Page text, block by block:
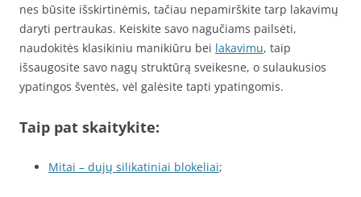
nes būsite išskirtinėmis, tačiau nepamirškite tarp lakavimų
daryti pertraukas. Keiskite savo nagučiams pailsėti,
naudokitės klasikiniu manikiūru bei lakavimu, taip
išsaugosite savo nagų struktūrą sveikesne, o sulaukusios
ypatingos šventės, vėl galėsite tapti ypatingomis.
Taip pat skaitykite:
Mitai – dujų silikatiniai blokeliai;